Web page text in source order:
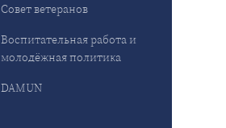
Совет ветеранов
Воспитательная работа и
молодёжная политика
DAMUN